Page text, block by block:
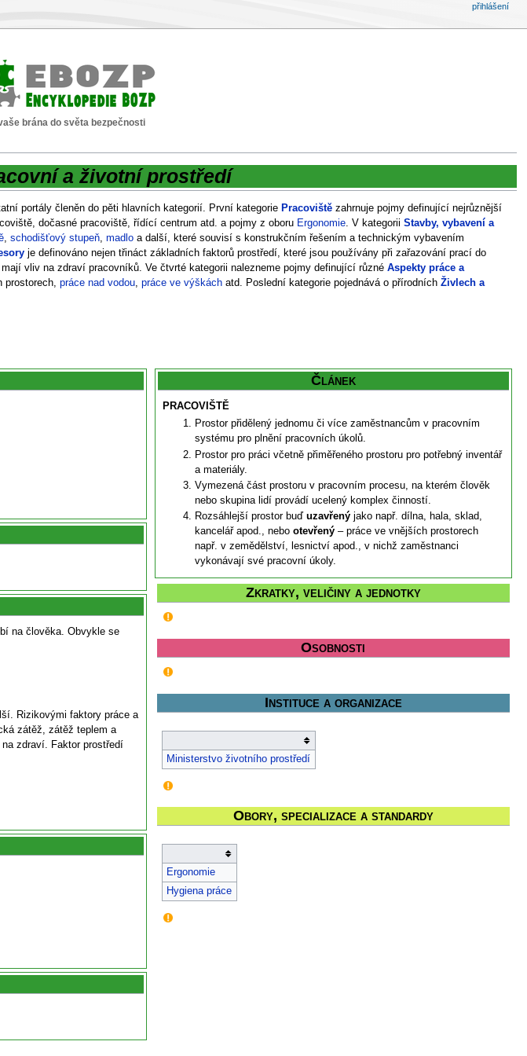
brána do světa bezpečnosti
a životní prostředí
portály členěn do pěti hlavních kategorií. První kategorie Pracovištězahrnuje pojmy definující nejrůznější
dočasné pracoviště, řídící centrum atd. a pojmy z oboru Ergonomie. V kategorii Stavby, vybavení a
, schodišťový stupeň, madloa další, které souvisí s konstrukčním řešením a technickým vybavením
je definováno nejen třináct základních faktorů prostředí, které jsou používány při zařazování prací do
vliv na zdraví pracovníků. Ve čtvrté kategorii nalezneme pojmy definující různé Aspekty práce a
prostorech, práce nad vodou, práce ve výškáchatd. Poslední kategorie pojednává o přírodních Živlech a
na člověka. Obvykle se
Rizikovými faktory práce a
zátěž, zátěž teplem a
zdraví. Faktor prostředí
Článek
PRACOVIŠTĚ
Prostor přidělený jednomu či více zaměstnancům v pracovním
systému pro plnění pracovních úkolů.
Prostor pro práci včetně přiměřeného prostoru pro potřebný inventář
a materiály.
Vymezená část prostoru v pracovním procesu, na kterém člověk
nebo skupina lidí provádí ucelený komplex činností.
Rozsáhlejší prostor buď uzavřenýjako např. dílna, hala, sklad,
kancelář apod., nebo otevřený– práce ve vnějších prostorech
např. v zemědělství, lesnictví apod., v nichž zaměstnanci
vykonávají své pracovní úkoly.
Zkratky, veličiny a jednotky
Osobnosti
Instituce a organizace
Ministerstvo životního prostředí
Obory, specializace a standardy
Ergonomie
Hygiena práce
přihlášení